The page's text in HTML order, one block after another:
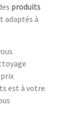
produits
adaptés à
est à votre